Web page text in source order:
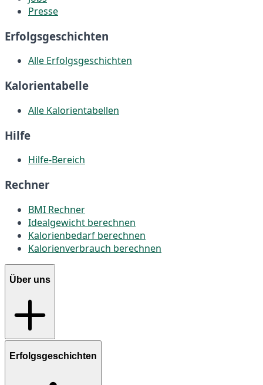
Presse
Erfolgsgeschichten
Alle Erfolgsgeschichten
Kalorientabelle
Alle Kalorientabellen
Hilfe
Hilfe-Bereich
Rechner
BMI Rechner
Idealgewicht berechnen
Kalorienbedarf berechnen
Kalorienverbrauch berechnen
Über uns
Erfolgsgeschichten